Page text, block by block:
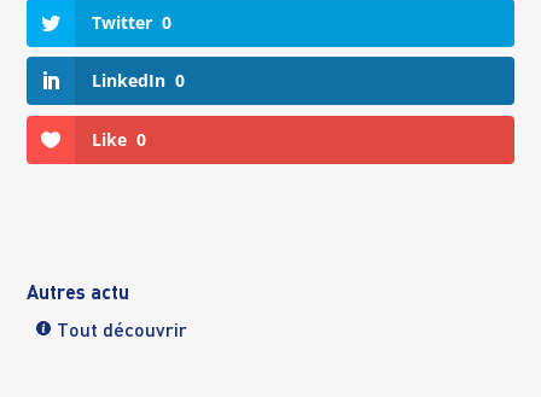
Twitter 0
LinkedIn 0
Like 0
Autres actu
Tout découvrir